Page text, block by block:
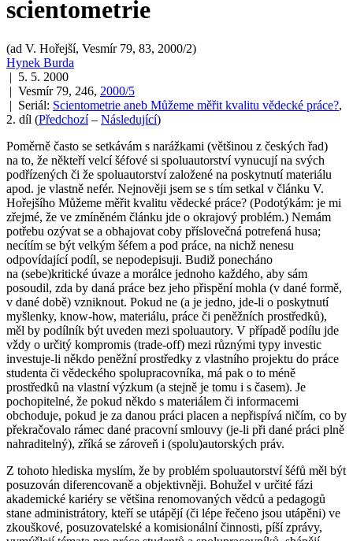
scientometrie
(ad V. Hořejší, Vesmír 79, 83, 2000/2)
Hynek Burda
| 5. 5. 2000
| Vesmír 79, 246, 2000/5
| Seriál: Scientometrie aneb Můžeme měřit kvalitu vědecké práce?,
2. díl (Předchozí– Následující)
Poměrně často se setkávám s narážkami (většinou z českých řad)
na to, že někteří velcí šéfové si spoluautorství vynucují na svých
podřízených či že spoluautorství založené na poskytnutí materiálu
apod. je vlastně nefér. Nejnověji jsem se s tím setkal v článku V.
Hořejšího Můžeme měřit kvalitu vědecké práce? (Podotýkám: je mi
zřejmé, že ve zmíněném článku jde o okrajový problém.) Nemám
potřebu ozývat se a obhajovat coby příslovečná potrefená husa;
necítím se být velkým šéfem a pod práce, na nichž nenesu
odpovídající podíl, se nepodepisuji. Budiž ponecháno
na (sebe)kritické úvaze a morálce jednoho každého, aby sám
posoudil, zda by daná práce bez jeho přispění mohla (v dané formě,
v dané době) vzniknout. Pokud ne (a je jedno, jde-li o poskytnutí
myšlenky, know-how, materiálu, práce či peněžních prostředků),
měl by podílník být uveden mezi spoluautory. V případě podílu jde
vždy o určitý kompromis (trade-off) mezi různými typy investic
investuje-li někdo peněžní prostředky z vlastního projektu do práce
studenta či vědeckého spolupracovníka, má pak o to méně
prostředků na vlastní výzkum (a stejně je tomu i s časem). Je
pochopitelné, že pokud někdo s materiálem či informacemi
obchoduje, pokud je za danou práci placen a nepřispívá ničím, co by
překračovalo rámec dané pracovní smlouvy (je-li při dané práci plně
nahraditelný), zříká se zároveň i (spolu)autorských práv.
Z tohoto hlediska myslím, že by problém spoluautorství šéfů měl být
posuzován diferencovaně a objektivněji. Bohužel v určité fázi
akademické kariéry se většina renomovaných vědců a pedagogů
stane administrátory, kteří se utápějí (či lépe řečeno jsou utápěni) ve
zkouškové, posuzovatelské a komisionální činnosti, píší zprávy,